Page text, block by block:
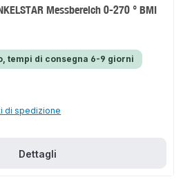
Messbereich 0-270 ° BMI
tempi di consegna 6-9 giorni
di spedizione
Dettagli